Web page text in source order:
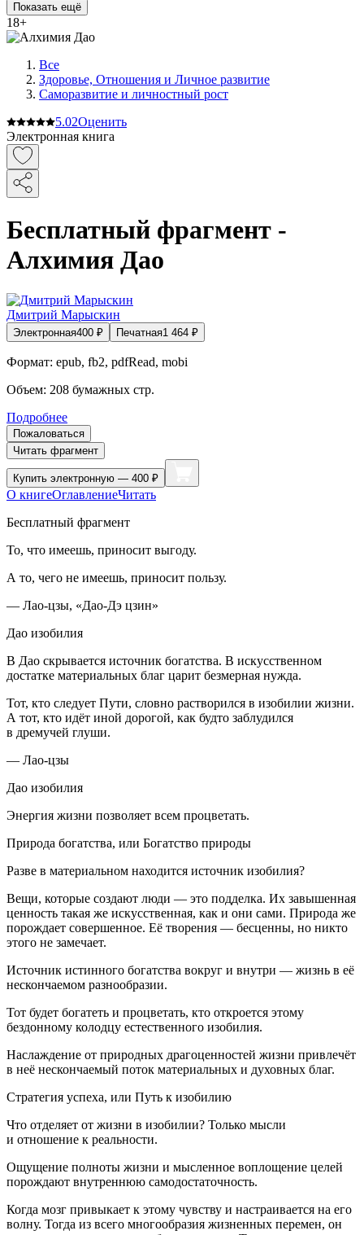
Показать ещё
18+
Все
Здоровье, Отношения и Личное развитие
Саморазвитие и личностный рост
5.02Оценить
Электронная книга
Бесплатный фрагмент -
Алхимия Дао
Дмитрий Марыскин
Электронная400 ₽ Печатная1 464 ₽
Формат: epub, fb2, pdfRead, mobi
Объем: 208 бумажных стр.
Подробнее
Пожаловаться
Читать фрагмент
Купить электронную — 400 ₽
О книгеОглавлениеЧитать
Бесплатный фрагмент
То, что имеешь, приносит выгоду.
А то, чего не имеешь, приносит пользу.
— Лао-цзы, «Дао-Дэ цзин»
Дао изобилия
В Дао скрывается источник богатства. В искусственном
достатке материальных благ царит безмерная нужда.
Тот, кто следует Пути, словно растворился в изобилии жизни.
А тот, кто идёт иной дорогой, как будто заблудился
в дремучей глуши.
— Лао-цзы
Дао изобилия
Энергия жизни позволяет всем процветать.
Природа богатства, или Богатство природы
Разве в материальном находится источник изобилия?
Вещи, которые создают люди — это подделка. Их завышенная
ценность такая же искусственная, как и они сами. Природа же
порождает совершенное. Её творения — бесценны, но никто
этого не замечает.
Источник истинного богатства вокруг и внутри — жизнь в её
нескончаемом разнообразии.
Тот будет богатеть и процветать, кто откроется этому
бездонному колодцу естественного изобилия.
Наслаждение от природных драгоценностей жизни привлечёт
в неё нескончаемый поток материальных и духовных благ.
Стратегия успеха, или Путь к изобилию
Что отделяет от жизни в изобилии? Только мысли
и отношение к реальности.
Ощущение полноты жизни и мысленное воплощение целей
порождают внутреннюю самодостаточность.
Когда мозг привыкает к этому чувству и настраивается на его
волну. Тогда из всего многообразия жизненных перемен, он